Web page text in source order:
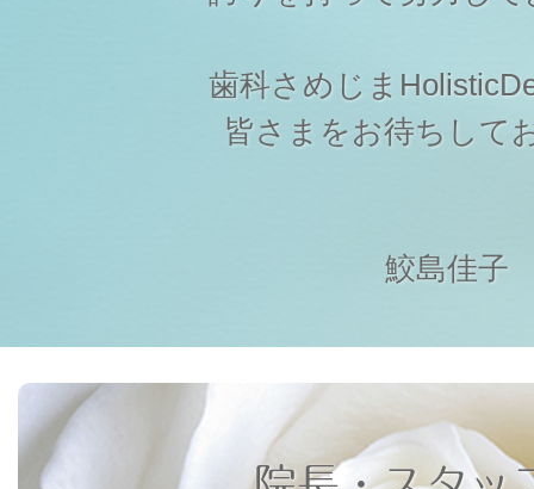
歯科さめじま
皆さまをお待ちして
鮫島佳子